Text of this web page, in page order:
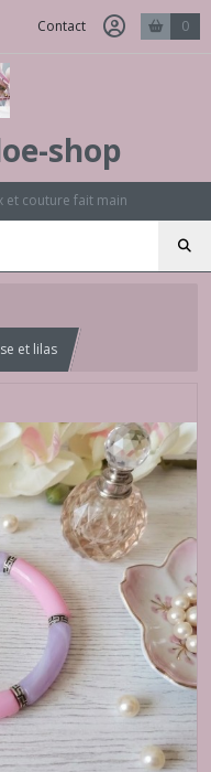
Contact 0
shop
et couture fait main
et lilas